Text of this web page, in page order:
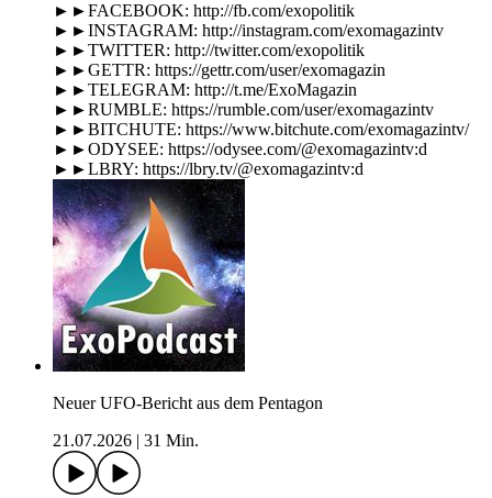
►►FACEBOOK: http://fb.com/exopolitik
►►INSTAGRAM: http://instagram.com/exomagazintv
►►TWITTER: http://twitter.com/exopolitik
►►GETTR: https://gettr.com/user/exomagazin
►►TELEGRAM: http://t.me/ExoMagazin
►►RUMBLE: https://rumble.com/user/exomagazintv
►►BITCHUTE: https://www.bitchute.com/exomagazintv/
►►ODYSEE: https://odysee.com/@exomagazintv:d
►►LBRY: https://lbry.tv/@exomagazintv:d
Neuer UFO-Bericht aus dem Pentagon
21.07.2026
31 Min.